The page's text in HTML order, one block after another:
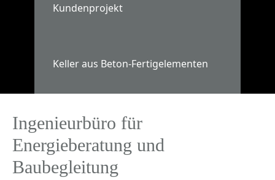
Kundenprojekt
Keller aus Beton-Fertigelementen
Ingenieurbüro für
Energieberatung und
Baubegleitung